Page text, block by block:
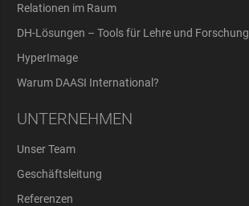
Relationen im Raum
DH-Lösungen – Tools für Lehre und Forschung
HyperImage
Warum DAASI International?
UNTERNEHMEN
Unser Team
Geschäftsleitung
Referenzen